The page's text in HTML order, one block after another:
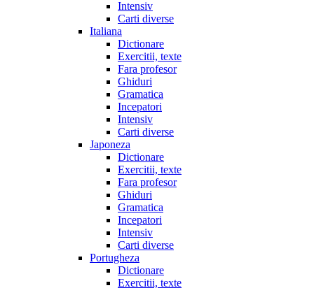
Intensiv
Carti diverse
Italiana
Dictionare
Exercitii, texte
Fara profesor
Ghiduri
Gramatica
Incepatori
Intensiv
Carti diverse
Japoneza
Dictionare
Exercitii, texte
Fara profesor
Ghiduri
Gramatica
Incepatori
Intensiv
Carti diverse
Portugheza
Dictionare
Exercitii, texte